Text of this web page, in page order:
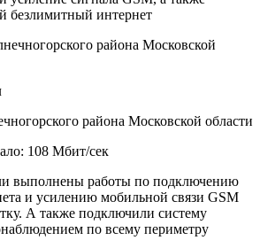
безлимитный интернет
района Московской области
108 Мбит/сек
выполнены работы по подключению
и усилению мобильной связи GSM
А также подключили систему
по всему периметру